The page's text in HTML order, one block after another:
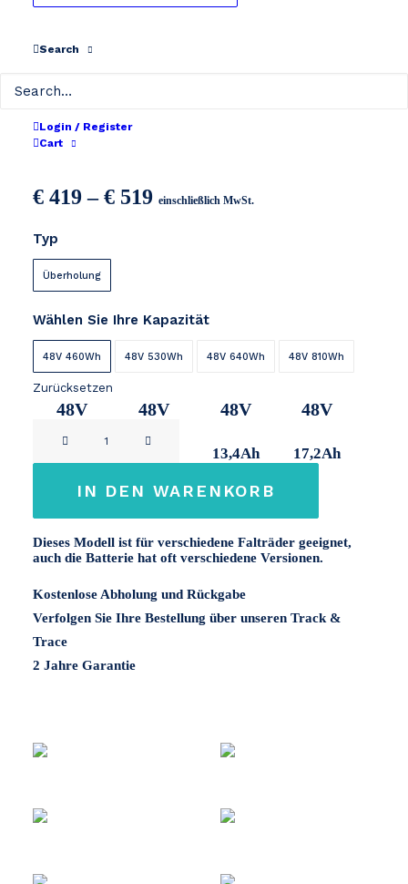
Search
Login / Register
Cart
Mate. 48V
€ 419 –€ 519Preisspanne:
einschließlich MwSt.
Typ
Überholung
Wählen Sie Ihre Kapazität
48V 460Wh
48V
48V 530Wh
48V
48V 640Wh
48V
13,4Ah
48V 810Wh
48V
17,2Ah
Zurücksetzen
IN DEN WARENKORB
Dieses Modell ist für verschiedene Falträder geeignet,
auch die Batterie hat oft verschiedene Versionen.
Kostenlose Abholung und Rückgabe
Verfolgen Sie Ihre Bestellung über unseren Track &
Trace
2 Jahre Garantie